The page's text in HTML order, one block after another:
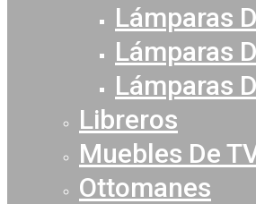
Lámparas
Lámparas
Lámparas
Libreros
Muebles De
Ottomanes